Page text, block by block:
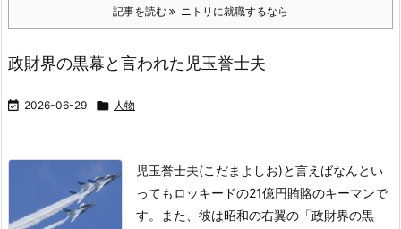
記事を読む ニトリに就職するなら
政財界の黒幕と言われた児玉誉士夫
 2026-06-29  人物
児玉誉士夫(こだまよしお)と言えばなんとい
ってもロッキードの21億円賄賂のキーマンで
す。
また、彼は昭和の右翼の「政財界の黒